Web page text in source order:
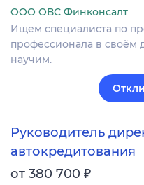
ООО ОВС Финконсалт
Ищем специалиста по
профессионала в своём
научим.
Руководитель
автокредитования
от 380 700 ₽